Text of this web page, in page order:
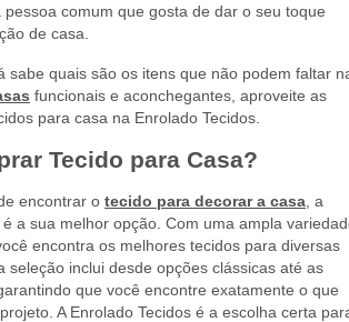
comum que gosta de dar o seu toque
de casa.
sabe quais são os itens que não podem faltar
funcionais e aconchegantes, aproveite as
para casa na Enrolado Tecidos.
Tecido para Casa?
encontrar o tecido para decorar a casa , a
é a sua melhor opção. Com uma ampla
encontra os melhores tecidos para diversas
seleção inclui desde opções clássicas até as
que você encontre exatamente o que
A Enrolado Tecidos é a escolha certa